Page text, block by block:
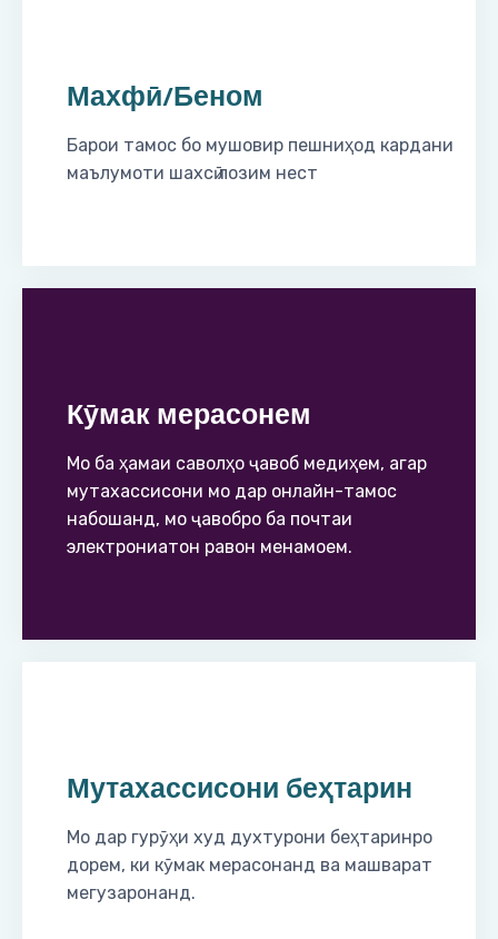
Махфӣ/Беном
Барои тамос бо мушовир пешниҳод кардани
маълумоти шахсӣ лозим нест
Кӯмак мерасонем
Мо ба ҳамаи саволҳо ҷавоб медиҳем, агар
мутахассисони мо дар онлайн-тамос
набошанд, мо ҷавобро ба почтаи
электрониатон равон менамоем.
Мутахассисони беҳтарин
Мо дар гурӯҳи худ духтурони беҳтаринро
дорем, ки кӯмак мерасонанд ва машварат
мегузаронанд.